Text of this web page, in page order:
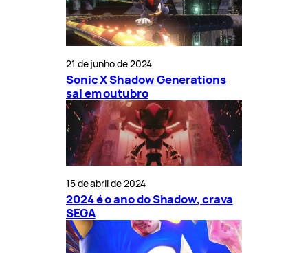
21 de junho de 2024
Sonic X Shadow Generations
sai em outubro
15 de abril de 2024
2024 é o ano do Shadow, crava
SEGA